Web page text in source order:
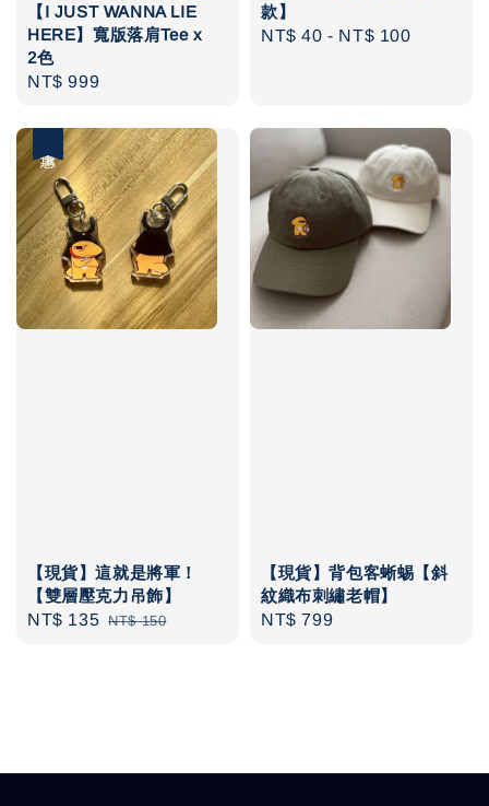
【I JUST WANNA LIE
HERE】寬版落肩Tee x
2色
Regular
NT$ 999
款】
Regular
NT$ 40 - NT$ 100
【現貨】這就是將軍！
【雙層壓克力吊飾】
Sale
NT$ 135 Regular
NT$ 150
【現貨】背包客蜥蜴【斜
紋織布刺繡老帽】
Regular
NT$ 799